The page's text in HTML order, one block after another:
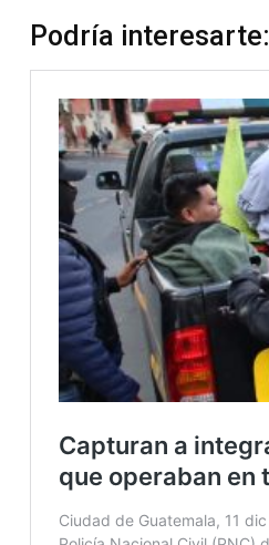
Podría interesarte: